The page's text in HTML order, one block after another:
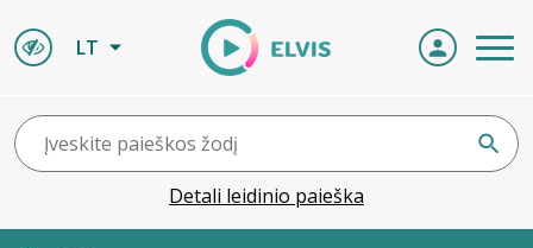
LT
Detali leidinio paieška